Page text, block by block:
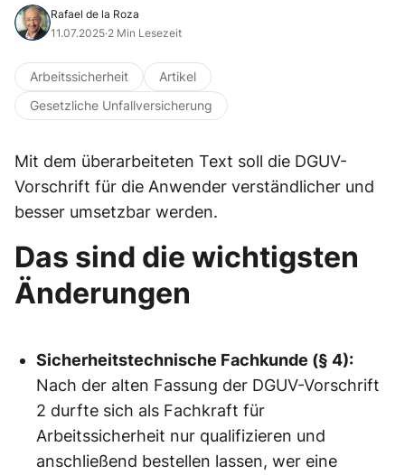
Rafael de la Roza
11.07.2025·2 Min Lesezeit
Arbeitssicherheit
Artikel
Gesetzliche Unfallversicherung
Mit dem überarbeiteten Text soll die DGUV-
Vorschrift für die Anwender verständlicher und
besser umsetzbar werden.
Das sind die wichtigsten
Änderungen
Sicherheitstechnische Fachkunde (§ 4):
Nach der alten Fassung der DGUV-Vorschrift
2 durfte sich als Fachkraft für
Arbeitssicherheit nur qualifizieren und
anschließend bestellen lassen, wer eine